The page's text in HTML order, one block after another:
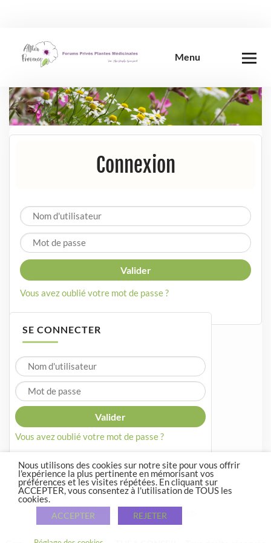
content
Menu
Connexion
Vous avez oublié votre mot de passe ?
SE CONNECTER
Vous avez oublié votre mot de passe ?
Crée par WordPressetCourage
Nous utilisons des cookies sur notre site pour vous offrir
l'expérience la plus pertinente en mémorisant vos
préférences et les visites répétées. En cliquant sur
ACCEPTER, vous consentez à l'utilisation de TOUS les
cookies.
ACCEPTER
REJETER